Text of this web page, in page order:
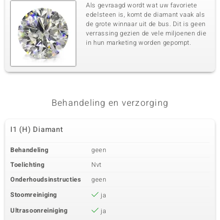
Als gevraagd wordt wat uw favoriete
edelsteen is, komt de diamant vaak als
de grote winnaar uit de bus. Dit is geen
verrassing gezien de vele miljoenen die
in hun marketing worden gepompt.
Behandeling en verzorging
I1 (H) Diamant
Behandeling
geen
Toelichting
Nvt
Onderhoudsinstructies
geen
Stoomreiniging
ja
Ultrasoonreiniging
ja